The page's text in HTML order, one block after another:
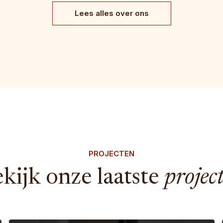
Lees alles over ons
PROJECTEN
onze laatste